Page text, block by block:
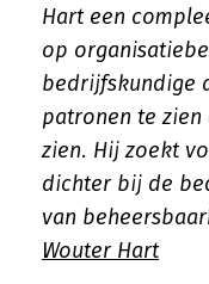
Hart een
op
bedrijfskundige
patronen te
zien. Hij zoekt
dichter bij de
van
Wouter Hart